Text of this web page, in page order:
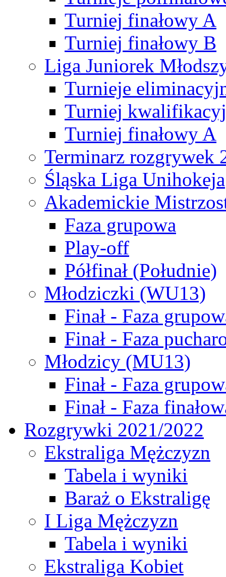
Turniej finałowy A
Turniej finałowy B
Liga Juniorek
Turnieje
Turniej
Turniej finałowy A
Terminarz rozgrywek
Śląska Liga Unihokeja
Akademickie
Faza grupowa
Play-off
Półfinał (Południe)
Młodziczki (WU13)
Finał - Faza
Finał - Faza
Młodzicy (MU13)
Finał - Faza
Finał - Faza
Rozgrywki 2021/2022
Ekstraliga Mężczyzn
Tabela i wyniki
Baraż o Ekstraligę
I Liga Mężczyzn
Tabela i wyniki
Ekstraliga Kobiet